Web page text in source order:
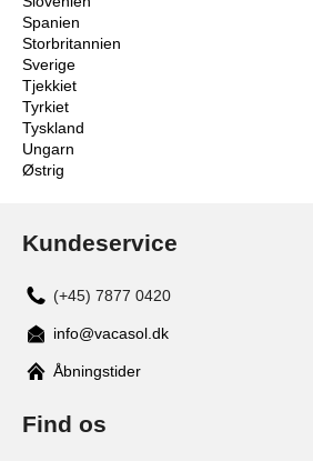
Spanien
Storbritannien
Sverige
Tjekkiet
Tyrkiet
Tyskland
Ungarn
Østrig
Kundeservice
(+45) 7877 0420
info@vacasol.dk
Åbningstider
Find os